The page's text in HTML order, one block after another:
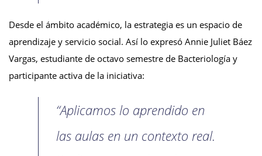
Desde el ámbito académico, la estrategia es un espacio de
aprendizaje y servicio social. Así lo expresó Annie Juliet Báez
Vargas, estudiante de octavo semestre de Bacteriología y
participante activa de la iniciativa:
“Aplicamos lo aprendido en
las aulas en un contexto real.